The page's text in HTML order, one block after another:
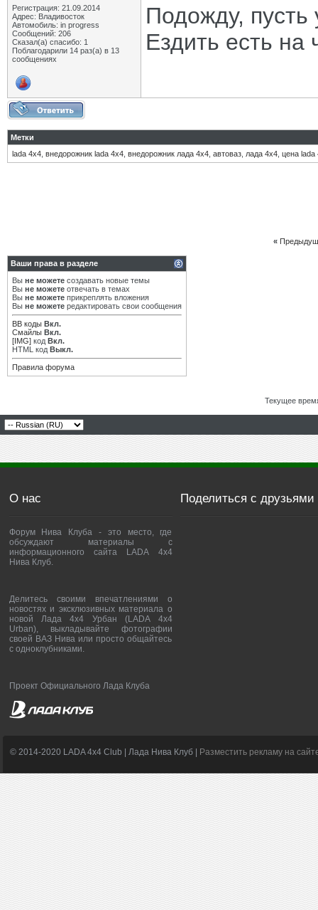
Регистрация: 21.09.2014
Адрес: Владивосток
Автомобиль: in progress
Сообщений: 206
Сказал(а) спасибо: 1
Поблагодарили 14 раз(а) в 13
сообщениях
Подожду,
Ездить есть на
Метки
lada 4x4 внедорожник lada 4x4 внедорожник лада 4х4 автоваз лада 4х4 цена lada
«
Ваши права в разделе
Вы не можете создавать новые темы
Вы не можете отвечать в темах
Вы не можете прикреплять вложения
Вы не можете редактировать свои сообщения
BB коды Вкл.
Смайлы Вкл.
[IMG] код Вкл.
HTML код Выкл.
Правила форума
Текущее
О нас
Форум Нива Клуба - это место, где
обсуждают материалы с
информационного сайта LADA 4x4
Нива Клуб.
Делитесь своими впечатлениями о
новостях и эксклюзивных материала о
новой Лада 4х4 Урбан (LADA 4x4
Urban), выкладывайте фотографии
своей ВАЗ Нива или просто общайтесь
с одноклубниками.
Проект Официального Лада Клуба
Поделиться с друзьями
© 2014-2020 LADA 4x4 Club | Лада Нива Клуб | Разместить рекламу на